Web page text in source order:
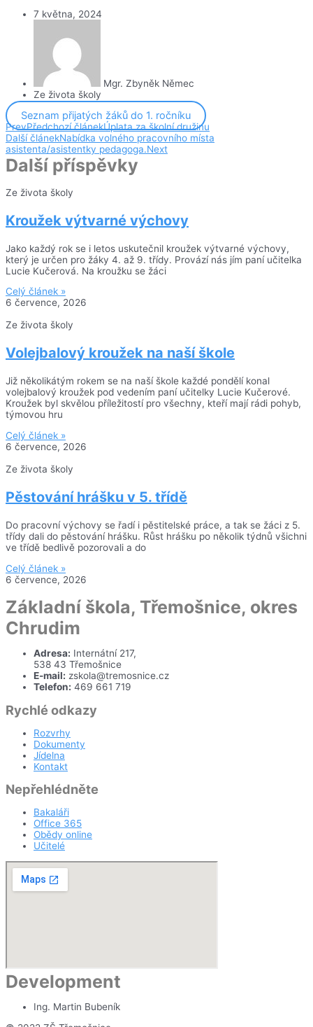
7 května, 2024
Mgr. Zbyněk Němec
Ze života školy
Seznam přijatých žáků do 1. ročníku
PrevPředchozí článekÚplata za školní družinu
Další článekNabídka volného pracovního místa
asistenta/asistentky pedagoga.Next
Další příspěvky
Ze života školy
Kroužek výtvarné výchovy
Jako každý rok se i letos uskutečnil kroužek výtvarné výchovy,
který je určen pro žáky 4. až 9. třídy. Provází nás jím paní učitelka
Lucie Kučerová. Na kroužku se žáci
Celý článek »
6 července, 2026
Ze života školy
Volejbalový kroužek na naší škole
Již několikátým rokem se na naší škole každé pondělí konal
volejbalový kroužek pod vedením paní učitelky Lucie Kučerové.
Kroužek byl skvělou příležitostí pro všechny, kteří mají rádi pohyb,
týmovou hru
Celý článek »
6 července, 2026
Ze života školy
Pěstování hrášku v 5. třídě
Do pracovní výchovy se řadí i pěstitelské práce, a tak se žáci z 5.
třídy dali do pěstování hrášku. Růst hrášku po několik týdnů všichni
ve třídě bedlivě pozorovali a do
Celý článek »
6 července, 2026
Základní škola, Třemošnice, okres
Chrudim
Adresa: Internátní 217,
538 43 Třemošnice
E-mail: zskola@tremosnice.cz
Telefon: 469 661 719
Rychlé odkazy
Rozvrhy
Dokumenty
Jídelna
Kontakt
Nepřehlédněte
Bakaláři
Office 365
Obědy online
Učitelé
Development
Ing. Martin Bubeník